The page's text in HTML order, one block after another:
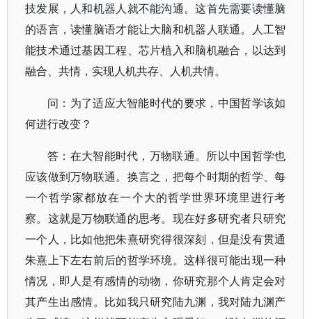
技发展，人和机器人就不能沟通。这首先需要读懂脑
的语言，读懂脑语才能让大脑和机器人联通。人工智
能技术通过基因工程、芯片植入和脑机融合，以达到
融合、共情，实现人机共存、人机共情。
问：为了适应大智能时代的要求，中国哲学该如
何进行改变？
答：在大智能时代，万物联通。所以中国哲学也
应该做到万物联通。换言之，把每个时期的哲学、每
一个哲学家都放在一个大的哲学世界环境里进行考
察。这就是万物联通的思考。现在好多研究者只研究
一个人，比如他把朱熹研究得很深刻，但是没有贯通
朱熹上下左右前后的哲学环境。这样很可能出现一种
情况，即人是有感情的动物，你研究那个人肯定会对
其产生出感情。比如我只研究陆九渊，我对陆九渊产